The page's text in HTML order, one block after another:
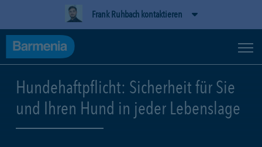
Frank Ruhbach kontaktieren
Hundehaftpflicht: Sicherheit für Sie
und Ihren Hund in jeder Lebenslage